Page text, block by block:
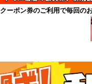
クーポン券のご利用で毎回の